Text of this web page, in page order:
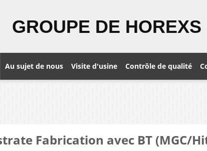
GROUPE DE HOREXS
Au sujet de nous Visite d'usine Contrôle de qualité
Fabrication avec BT (MGC/